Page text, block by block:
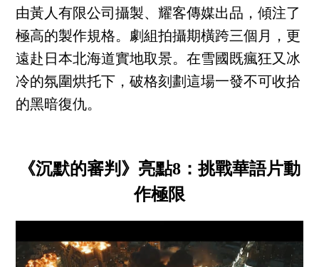
由黃人有限公司攝製、耀客傳媒出品，傾注了
極高的製作規格。劇組拍攝期橫跨三個月，更
遠赴日本北海道實地取景。在雪國既瘋狂又冰
冷的氛圍烘托下，破格刻劃這場一發不可收拾
的黑暗復仇。
《沉默的審判》亮點8：挑戰華語片動
作極限